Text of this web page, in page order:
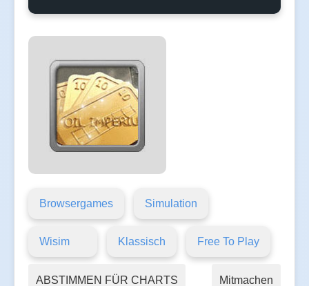
Browsergames Simulation
Wisim Klassisch Free To Play
ABSTIMMEN FÜR CHARTS Mitmachen